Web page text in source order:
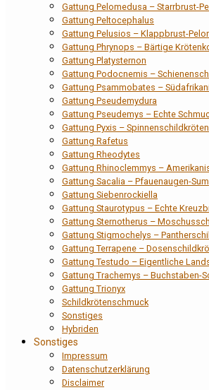
Gattung Pelomedusa – Starrbrust-
Gattung Peltocephalus
Gattung Pelusios – Klappbrust-
Gattung Phrynops – Bärtige
Gattung Platysternon
Gattung Podocnemis –
Gattung Psammobates –
Gattung Pseudemydura
Gattung Pseudemys – Echte
Gattung Pyxis – Spinnenschildkröten
Gattung Rafetus
Gattung Rheodytes
Gattung Rhinoclemmys –
Gattung Sacalia – Pfauenaugen-
Gattung Siebenrockiella
Gattung Staurotypus – Echte
Gattung Sternotherus –
Gattung Stigmochelys –
Gattung Terrapene –
Gattung Testudo – Eigentliche
Gattung Trachemys – Buchstaben-
Gattung Trionyx
Schildkrötenschmuck
Sonstiges
Hybriden
Sonstiges
Impressum
Datenschutzerklärung
Disclaimer